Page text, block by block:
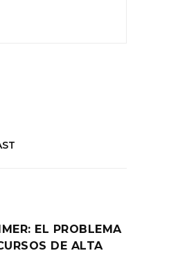
EL PROBLEMA
DE ALTA